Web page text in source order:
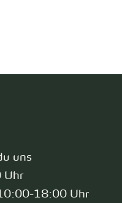
uns
Uhr
18:00 Uhr